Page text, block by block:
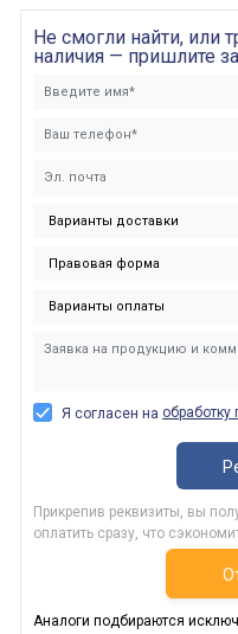
Не смогли найти, или
наличия — пришлите
Я согласен на
Прикрепив реквизиты, вы
оплатить сразу, что
Аналоги подбираются